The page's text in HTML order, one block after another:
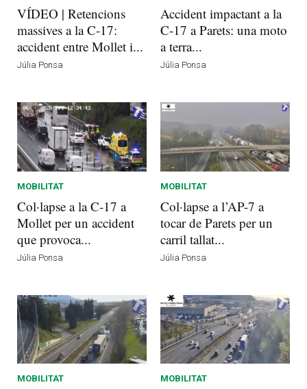
VÍDEO | Retencions
massives a la C-17:
accident entre Mollet i...
Júlia Ponsa
Accident impactant a la
C-17 a Parets: una moto
a terra...
Júlia Ponsa
MOBILITAT
Col·lapse a la C-17 a
Mollet per un accident
que provoca...
Júlia Ponsa
MOBILITAT
Col·lapse a l’AP-7 a
tocar de Parets per un
carril tallat...
Júlia Ponsa
MOBILITAT MOBILITAT